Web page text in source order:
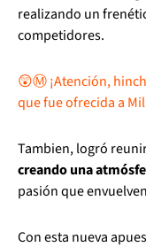
realizando un
competidores.
😲Ⓜ️ ¡Atención,
que fue ofrecida a
Tambien, logró
creando una
pasión que
Con esta nueva